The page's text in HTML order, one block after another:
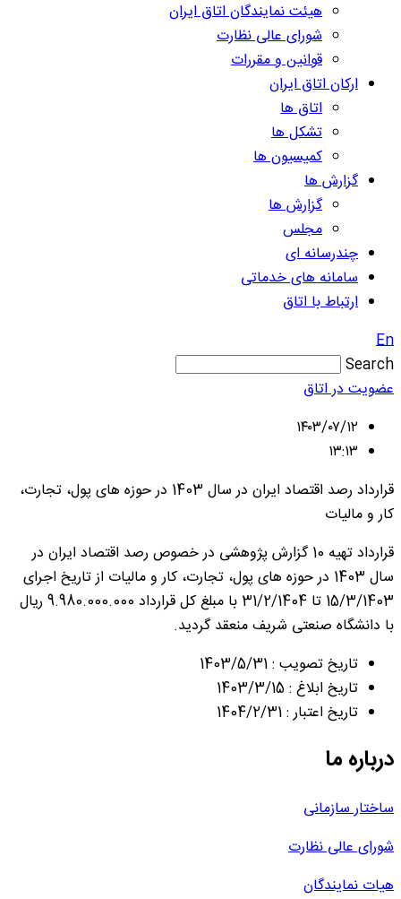
هیئت نمایندگان اتاق ایران
شورای عالی نظارت
قوانین و مقررات
ارکان اتاق ایران
اتاق ها
تشکل ها
کمیسیون ها
گزارش ها
گزارش ها
مجلس
چندرسانه ای
سامانه های خدماتی
ارتباط با اتاق
En
Search
عضویت در اتاق
۱۴۰۳/۰۷/۱۲
۱۳:۱۳
قرارداد رصد اقتصاد ایران در سال 1403 در حوزه های پول، تجارت،
کار و مالیات
قرارداد تهیه 10 گزارش پژوهشی در خصوص رصد اقتصاد ایران در
سال 1403 در حوزه های پول، تجارت، کار و مالیات از تاریخ اجرای
15/3/1403 تا 31/2/1404 با مبلغ کل قرارداد 9.980.000.000 ریال
با دانشگاه صنعتی شریف منعقد گردید.
تاریخ تصویب : 1403/5/31
تاریخ ابلاغ : 1403/3/15
تاریخ اعتبار : 1404/2/31
درباره ما
ساختار سازمانی
شورای عالی نظارت
هیات نمایندگان